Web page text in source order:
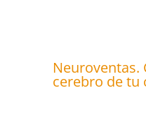
Neuroventas.
cerebro de